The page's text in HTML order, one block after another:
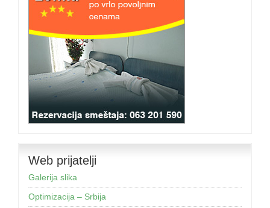
Web prijatelji
Galerija slika
Optimizacija – Srbija